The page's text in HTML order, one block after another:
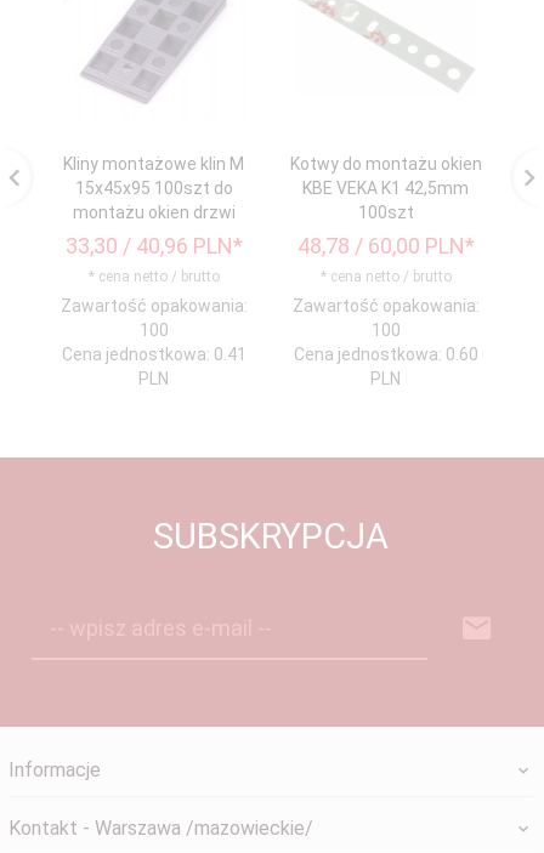
Kliny montażowe klin M
15x45x95 100szt do
montażu okien drzwi
33,30 / 40,96 PLN*
* cena netto / brutto
Zawartość opakowania:
100
Cena jednostkowa: 0.41
PLN
Kotwy do montażu okien
KBE VEKA K1 42,5mm
100szt
48,78 / 60,00 PLN*
* cena netto / brutto
Zawartość opakowania:
100
Cena jednostkowa: 0.60
PLN
SUBSKRYPCJA
Informacje
Kontakt - Warszawa /mazowieckie/